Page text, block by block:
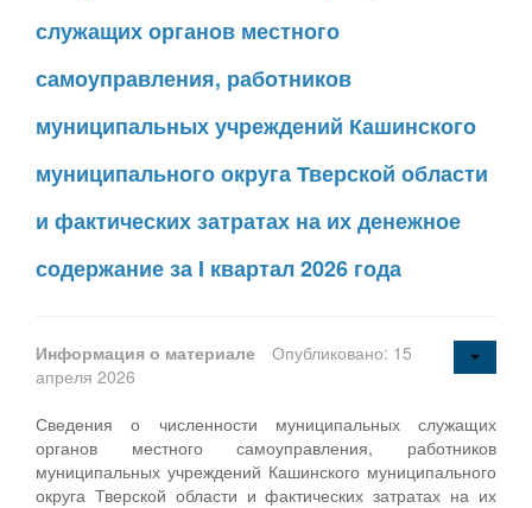
служащих органов местного
самоуправления, работников
муниципальных учреждений Кашинского
муниципального округа Тверской области
и фактических затратах на их денежное
содержание за I квартал 2026 года
Информация о материале
Опубликовано: 15
апреля 2026
Сведения о численности муниципальных служащих
органов местного самоуправления, работников
муниципальных учреждений Кашинского муниципального
округа Тверской области и фактических затратах на их